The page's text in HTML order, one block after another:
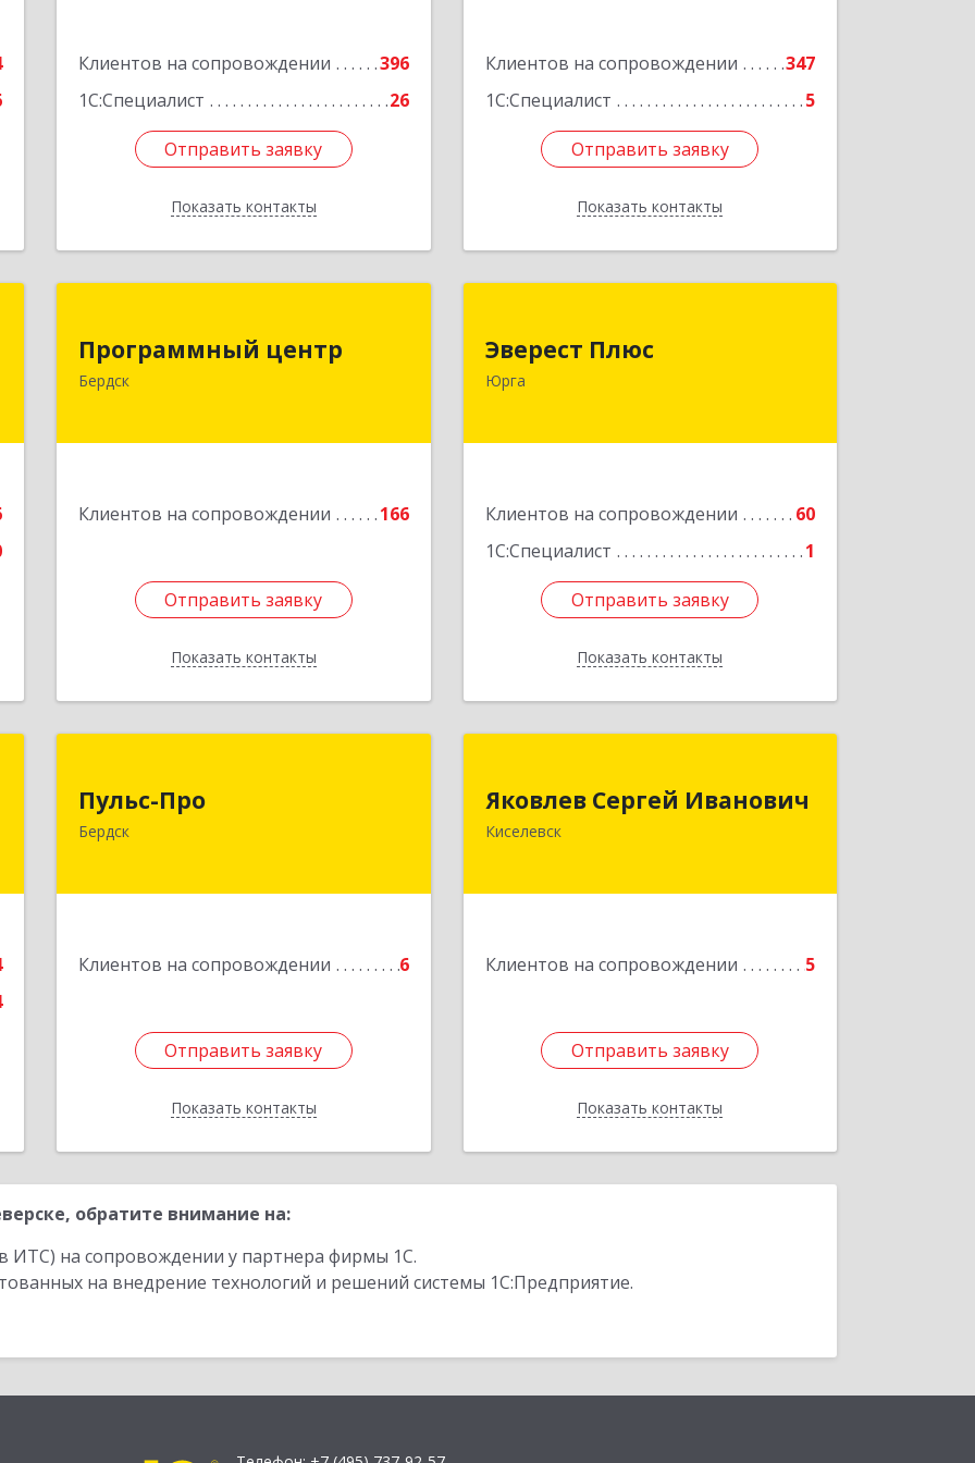
Клиентов на сопровождении
396
1С:Специалист
26
Отправить заявку
Показать контакты
этаж 3, пом.2, оф.301
Отправить заявку
Назад
Клиентов на сопровождении
347
1С:Специалист
5
Отправить заявку
Показать контакты
Отправить заявку
Назад
Программный центр
Бердск
Клиентов на сопровождении 166
Отправить заявку
Показать контакты
633004, Новосибирская обл, Бердск г,
Подробнее
Отправить заявку
Назад
Эверест Плюс
Юрга
Клиентов на сопровождении
60
1С:Специалист
1
Отправить заявку
Показать контакты
652055, Кемеровская обл, Юрга г,
Подробнее
Отправить заявку
Назад
Пульс-Про
Бердск
Клиентов на сопровождении 6
Отправить заявку
Показать контакты
633010, Новосибирская обл, Бердск,
Подробнее
Отправить заявку
Назад
Яковлев Сергей Иванович
Киселевск
Клиентов на сопровождении 5
Отправить заявку
Показать контакты
650002, Кемеровская обл, г.Кемерово,
пр-т Шахтеров, дом № 90, кв.104
Подробнее
Отправить заявку
Назад
обратите внимание на:
ИТС) на сопровождении у партнера фирмы 1С.
на внедрение технологий и решений системы 1С:Предприятие.